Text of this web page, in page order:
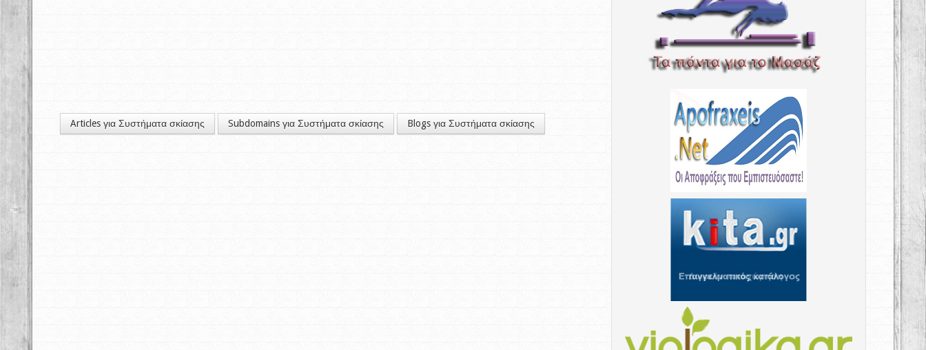
Articles για Συστήματα σκίασης Subdomains για Συστήματα σκίασης Blogs για Συστήματα σκίασης